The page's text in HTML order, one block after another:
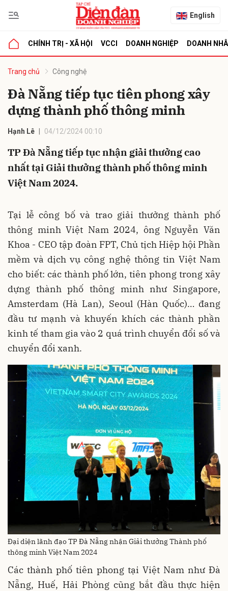
English
CHÍNH TRỊ - XÃ HỘI VCCI DOANH NGHIỆP DOANH
Trang chủ Công nghệ
Đà Nẵng tiếp tục tiên phong xây
dựng thành phố thông minh
Hạnh Lê 04/12/2024 00:10
TP Đà Nẵng tiếp tục nhận giải thưởng cao
nhất tại Giải thưởng thành phố thông minh
Việt Nam 2024.
Tại lễ công bố và trao giải thưởng thành phố
thông minh Việt Nam 2024, ông Nguyễn Văn
Khoa - CEO tập đoàn FPT, Chủ tịch Hiệp hội Phần
mềm và dịch vụ công nghệ thông tin Việt Nam
cho biết: các thành phố lớn, tiên phong trong xây
dựng thành phố thông minh như Singapore,
Amsterdam (Hà Lan), Seoul (Hàn Quốc)… đang
đầu tư mạnh và khuyến khích các thành phần
kinh tế tham gia vào 2 quá trình chuyển đổi số và
chuyển đổi xanh.
Đại diện lãnh đạo TP Đà Nẵng nhận Giải thưởng Thành phố
thông minh Việt Nam 2024
Các thành phố tiên phong tại Việt Nam như Đà
Nẵng, Huế, Hải Phòng cũng bắt đầu thực hiện
luận
Hủy